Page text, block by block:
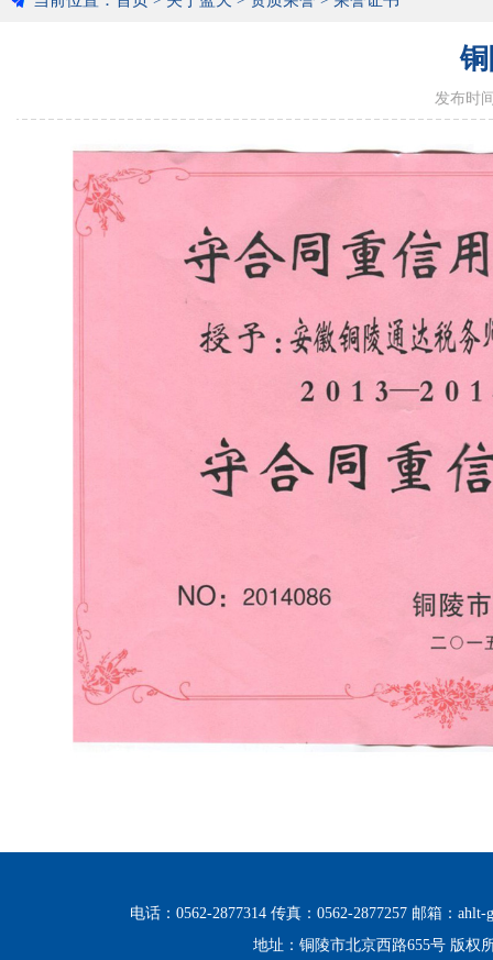
发布时
电话：0562-2877314 传真：0562-2877257 邮箱：
地址：铜陵市北京西路655号 版权